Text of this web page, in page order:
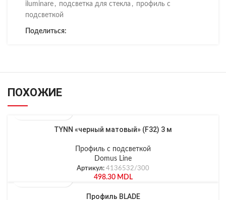
iluminare , подсветка для стекла , профиль с
подсветкой
Поделиться:
ПОХОЖИЕ
TYNN «черный матовый» (F32) 3 м
Профиль с подсветкой
Domus Line
Артикул: 4136532/300
498.30 MDL
Профиль BLADE